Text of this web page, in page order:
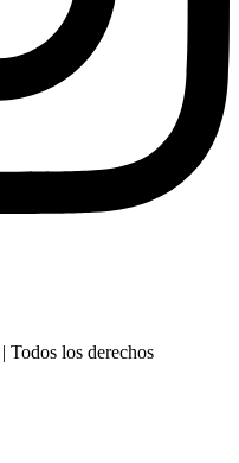
los derechos